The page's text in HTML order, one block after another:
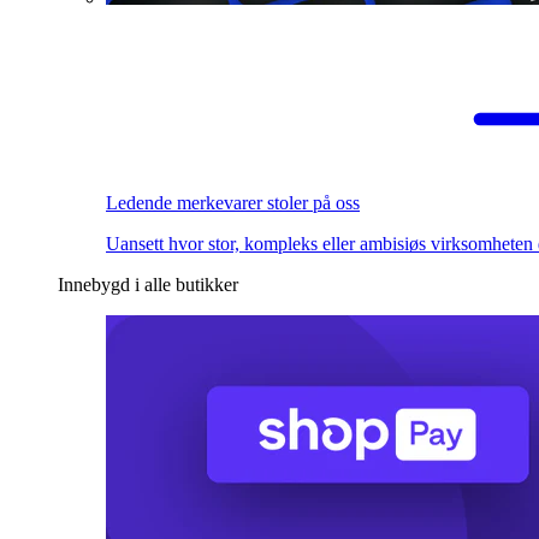
Ledende merkevarer stoler på oss
Uansett hvor stor, kompleks eller ambisiøs virksomheten
Innebygd i alle butikker